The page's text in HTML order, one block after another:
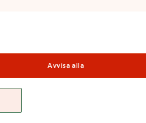
Avvisa alla